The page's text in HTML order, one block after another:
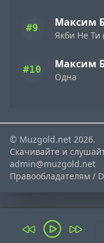
#9 Максим
#10 Максим
Одна
© Muzgold.net 2026.
Скачивайте и
admin@muzgold.net
Правообладателям /